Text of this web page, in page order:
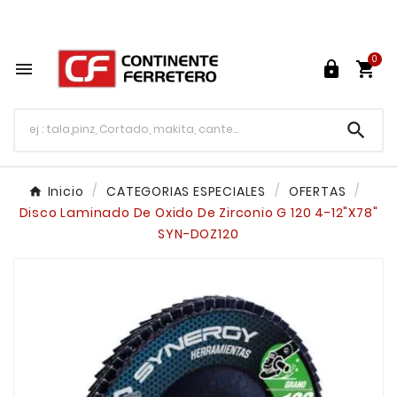
  
0

Inicio CATEGORIAS ESPECIALES
OFERTAS
Disco Laminado De Oxido De Zirconio G 120 4-12"X78"
SYN-DOZ120